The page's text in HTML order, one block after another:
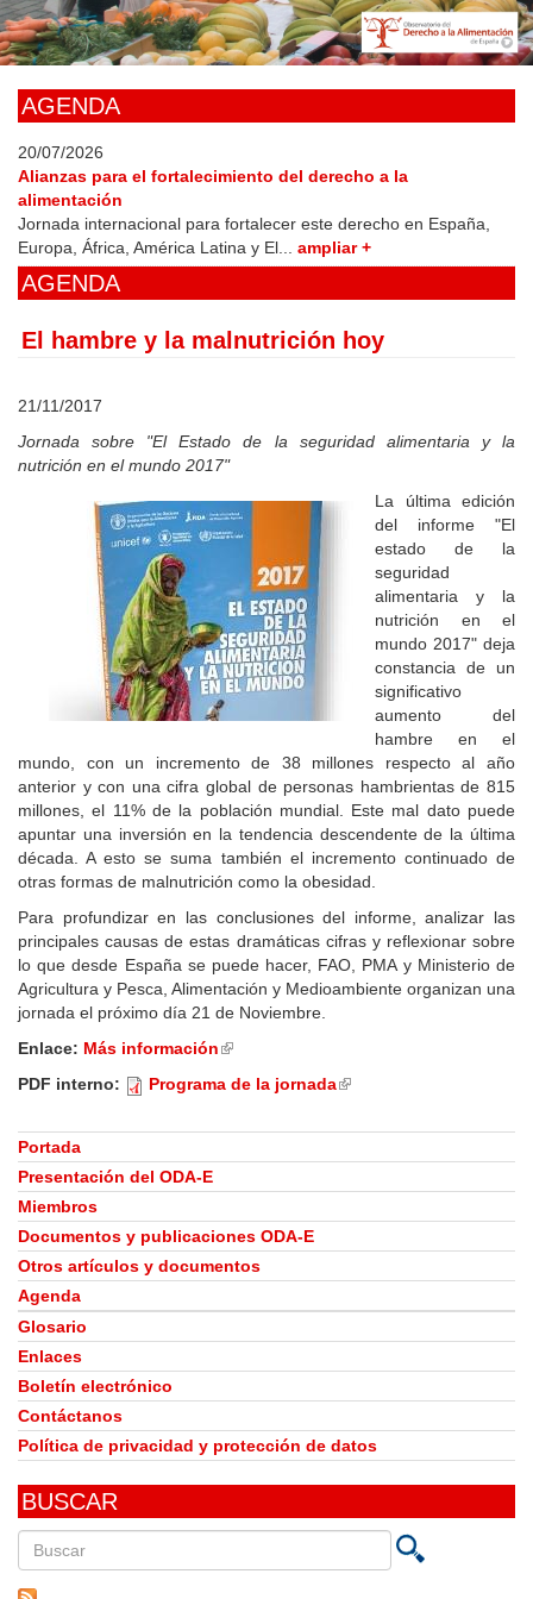
Skip
to
main
AGENDA
20/07/2026
Alianzas para el fortalecimiento del derecho a la
alimentación
Jornada internacional para fortalecer este derecho en España,
Europa, África, América Latina y El... ampliar +
AGENDA
El hambre y la malnutrición hoy
21/11/2017
Jornada sobre "El Estado de la seguridad alimentaria y la
nutrición en el mundo 2017"
La última edición
del informe "El
estado de la
seguridad
alimentaria y la
nutrición en el
mundo 2017" deja
constancia de un
significativo
aumento del
hambre en el
mundo, con un incremento de 38 millones respecto al año
anterior y con una cifra global de personas hambrientas de 815
millones, el 11% de la población mundial. Este mal dato puede
apuntar una inversión en la tendencia descendente de la última
década. A esto se suma también el incremento continuado de
otras formas de malnutrición como la obesidad.
Para profundizar en las conclusiones del informe, analizar las
principales causas de estas dramáticas cifras y reflexionar sobre
lo que desde España se puede hacer, FAO, PMA y Ministerio de
Agricultura y Pesca, Alimentación y Medioambiente organizan una
jornada el próximo día 21 de Noviembre.
Enlace: Más información(link
external)
PDF interno: Programa de la jornada(link
external)
Portada
Presentación del ODA-E
Miembros
Documentos y publicaciones ODA-E
Otros artículos y documentos
Agenda
Glosario
Enlaces
Boletín electrónico
Contáctanos
Política de privacidad y protección de datos
BUSCAR